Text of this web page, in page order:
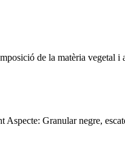
de la matèria vegetal
Granular negre,